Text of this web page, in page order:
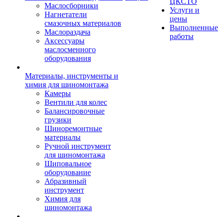
Маслосборники
Нагнетатели
смазочных материалов
Маслораздача
Аксессуары
маслосменного
оборудования
Материалы, инструменты и
химия для шиномонтажа
Камеры
Вентили для колес
Балансировочные
грузики
Шиноремонтные
материалы
Ручной инструмент
для шиномонтажа
Шиповальное
оборудование
Абразивный
инструмент
Химия для
шиномонтажа
Услуги и
цены
Выполненные
работы